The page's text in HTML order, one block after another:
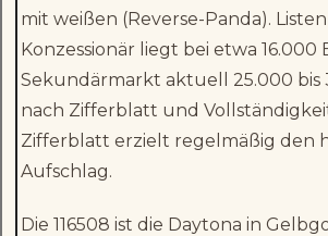
mit weißen (Reverse-Panda).
Konzessionär liegt bei etwa 16.000
Sekundärmarkt aktuell 25.000 bis
nach Zifferblatt und
Zifferblatt erzielt regelmäßig den
Aufschlag.
Die 116508 ist die Daytona in